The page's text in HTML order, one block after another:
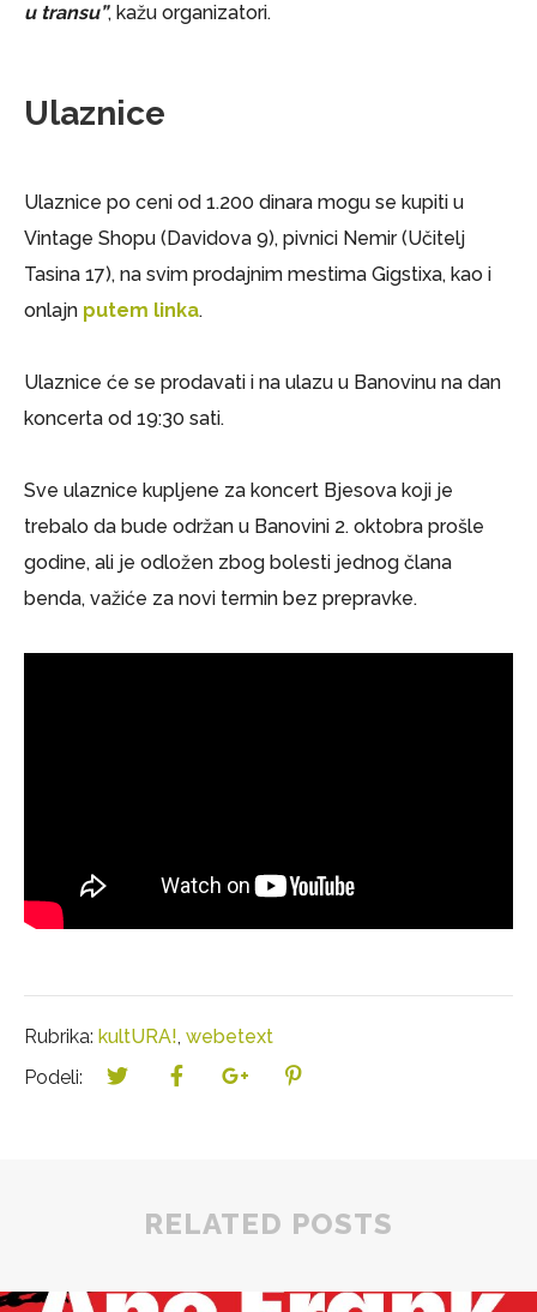
u transu”, kažu organizatori.
Ulaznice
Ulaznice po ceni od 1.200 dinara mogu se kupiti u
Vintage Shopu (Davidova 9), pivnici Nemir (Učitelj
Tasina 17), na svim prodajnim mestima Gigstixa, kao i
onlajn putem linka.
Ulaznice će se prodavati i na ulazu u Banovinu na dan
koncerta od 19:30 sati.
Sve ulaznice kupljene za koncert Bjesova koji je
trebalo da bude održan u Banovini 2. oktobra prošle
godine, ali je odložen zbog bolesti jednog člana
benda, važiće za novi termin bez prepravke.
Rubrika: kultURA! webetext
Podeli:
RELATED POSTS